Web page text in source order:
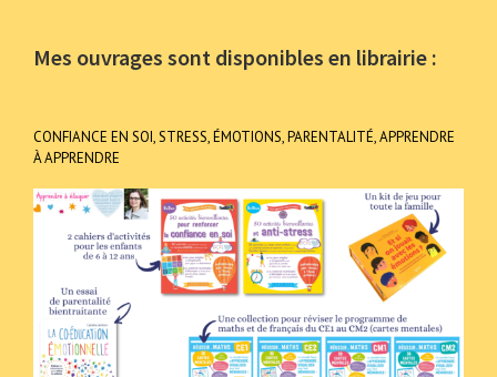
Mes ouvrages sont disponibles en librairie :
CONFIANCE EN SOI, STRESS, ÉMOTIONS, PARENTALITÉ, APPRENDRE
À APPRENDRE